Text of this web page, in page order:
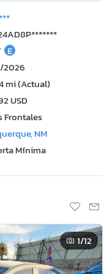
E
2026
mi (Actual)
USD
Frontales
NM
Mínima
1/12